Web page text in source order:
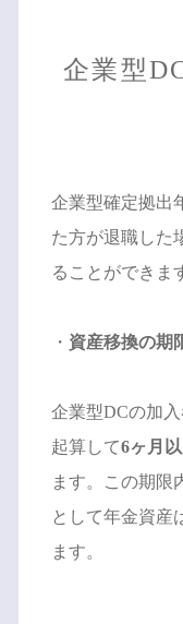
企業型
企業型確定拠出
た方が退職した
ることができま
・ 資産移換の期
企業型DCの加
起算して6ヶ月
ます。この期限
として年金資産
ます。